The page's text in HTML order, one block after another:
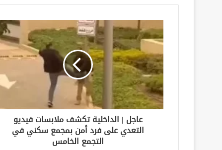
د
ك
ا
ل
إ
ل
ك
ت
ر
و
ن
عاجل | الداخلية تكشف ملابسات فيديو
التعدي على فرد أمن بمجمع سكني في
التجمع الخامس